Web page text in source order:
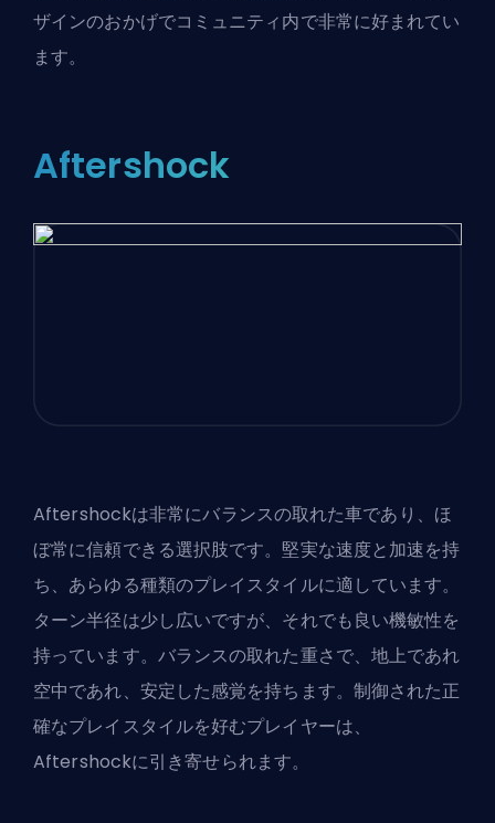
ザインのおかげでコミュニティ内で非常に好まれてい
ます。
Aftershock
Aftershockは非常にバランスの取れた車であり、ほ
ぼ常に信頼できる選択肢です。堅実な速度と加速を持
ち、あらゆる種類のプレイスタイルに適しています。
ターン半径は少し広いですが、それでも良い機敏性を
持っています。バランスの取れた重さで、地上であれ
空中であれ、安定した感覚を持ちます。制御された正
確なプレイスタイルを好むプレイヤーは、
Aftershockに引き寄せられます。